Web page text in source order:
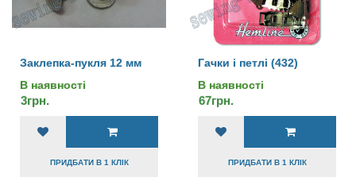
Заклепка-пукля 12 мм
В наявності
3грн.
ПРИДБАТИ В 1 КЛІК
Гачки і петлі (432)
В наявності
67грн.
ПРИДБАТИ В 1 КЛІК